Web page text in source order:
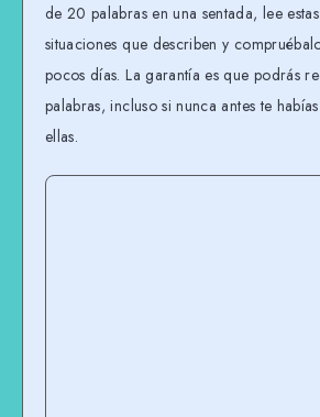
de 20 palabras en una sentada, lee
situaciones que describen y
pocos días. La garantía es que podrás
palabras, incluso si nunca antes te
ellas.